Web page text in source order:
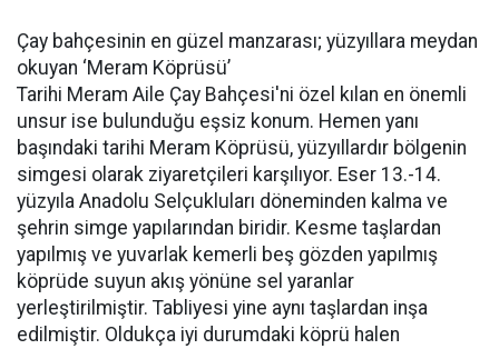
Çay bahçesinin en güzel manzarası; yüzyıllara meydan
okuyan ‘Meram Köprüsü’
Tarihi Meram Aile Çay Bahçesi'ni özel kılan en önemli
unsur ise bulunduğu eşsiz konum. Hemen yanı
başındaki tarihi Meram Köprüsü, yüzyıllardır bölgenin
simgesi olarak ziyaretçileri karşılıyor. Eser 13.-14.
yüzyıla Anadolu Selçukluları döneminden kalma ve
şehrin simge yapılarından biridir. Kesme taşlardan
yapılmış ve yuvarlak kemerli beş gözden yapılmış
köprüde suyun akış yönüne sel yaranlar
yerleştirilmiştir. Tabliyesi yine aynı taşlardan inşa
edilmiştir. Oldukça iyi durumdaki köprü halen